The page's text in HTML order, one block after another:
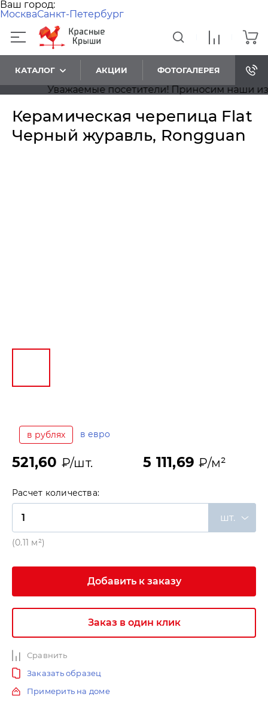
Ваш город:
МоскваСанкт-Петербург
КАТАЛОГ АКЦИИ ФОТОГАЛЕРЕЯ
Уважаемые посетители! Приносим наши
Керамическая черепица Flat
Черный журавль, Rongguan
в рублях в евро
521,60 ₽/шт. 5 111,69₽/м²
Расчет количества:
шт.
(0.11 м²)
Добавить к заказу
Заказ в один клик
Сравнить
Заказать образец
Примерить на доме